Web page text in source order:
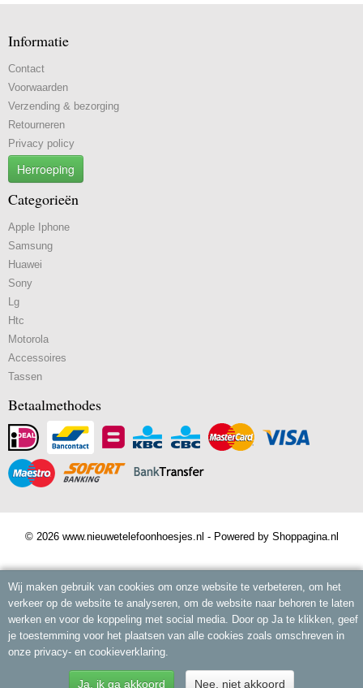
Informatie
Contact
Voorwaarden
Verzending & bezorging
Retourneren
Privacy policy
Herroeping
Categorieën
Apple Iphone
Samsung
Huawei
Sony
Lg
Htc
Motorola
Accessoires
Tassen
Betaalmethodes
© 2026 www.nieuwetelefoonhoesjes.nl - Powered by Shoppagina.nl
Wij maken gebruik van cookies om onze website te verbeteren, om het
verkeer op de website te analyseren, om de website naar behoren te laten
werken en voor de koppeling met social media. Door op Ja te klikken, geef
je toestemming voor het plaatsen van alle cookies zoals omschreven in
onze privacy- en cookieverklaring.
Ja, ik ga akkoord Nee, niet akkoord